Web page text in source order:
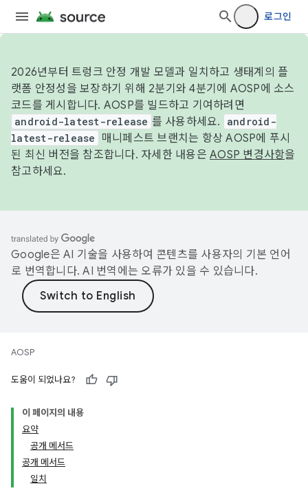
로그인
2026년부터 트렁크 안정 개발 모델과 일치하고 생태계의 플
랫폼 안정성을 보장하기 위해 2분기와 4분기에 AOSP에 소스
코드를 게시합니다. AOSP를 빌드하고 기여하려면
android-latest-release 를 사용하세요.
android-
latest-release
매니페스트 브랜치는 항상 AOSP에 푸시
된 최신 버전을 참조합니다. 자세한 내용은 AOSP 변경사항을
참고하세요.
Google은 AI 기술을 사용하여 콘텐츠를 사용자의 기본 언어
로 번역합니다. AI 번역에는 오류가 있을 수 있습니다.
AOSP
도움이 되었나요?
이 페이지의 내용
요약
공개 메서드
공개 메서드
일치